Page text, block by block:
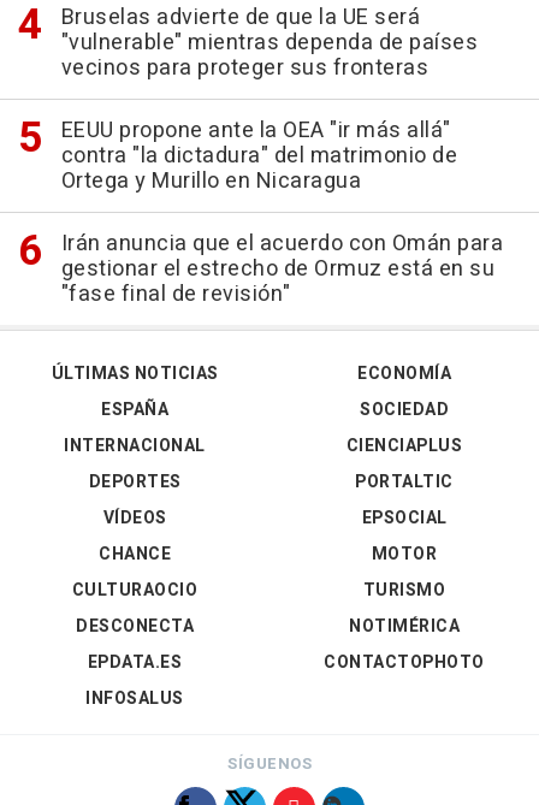
Bruselas advierte de que la UE será
"vulnerable" mientras dependa de países
vecinos para proteger sus fronteras
EEUU propone ante la OEA "ir más allá"
contra "la dictadura" del matrimonio de
Ortega y Murillo en Nicaragua
Irán anuncia que el acuerdo con Omán para
gestionar el estrecho de Ormuz está en su
"fase final de revisión"
ÚLTIMAS NOTICIAS
ESPAÑA
INTERNACIONAL
DEPORTES
VÍDEOS
ECONOMÍA
SOCIEDAD
CIENCIAPLUS
PORTALTIC
EPSOCIAL
CHANCE
CULTURAOCIO
DESCONECTA
EPDATA.ES
INFOSALUS
MOTOR
TURISMO
NOTIMÉRICA
CONTACTOPHOTO
SÍGUENOS